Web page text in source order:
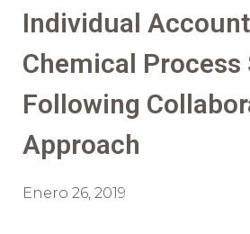
Individual
Chemical Process
Following
Approach
Enero 26, 2019